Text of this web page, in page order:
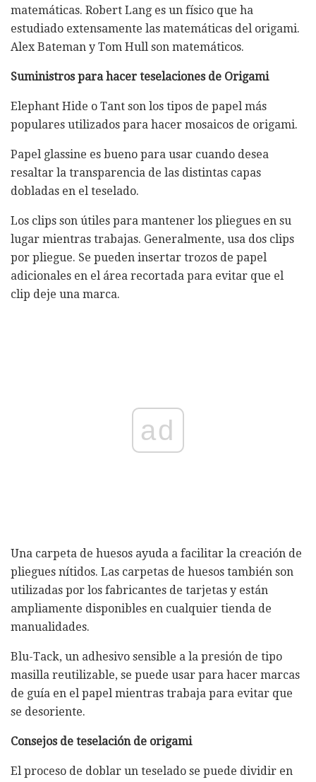
matemáticas. Robert Lang es un físico que ha
estudiado extensamente las matemáticas del origami.
Alex Bateman y Tom Hull son matemáticos.
Suministros para hacer teselaciones de Origami
Elephant Hide o Tant son los tipos de papel más
populares utilizados para hacer mosaicos de origami.
Papel glassine es bueno para usar cuando desea
resaltar la transparencia de las distintas capas
dobladas en el teselado.
Los clips son útiles para mantener los pliegues en su
lugar mientras trabajas. Generalmente, usa dos clips
por pliegue. Se pueden insertar trozos de papel
adicionales en el área recortada para evitar que el
clip deje una marca.
ad
Una carpeta de huesos ayuda a facilitar la creación de
pliegues nítidos. Las carpetas de huesos también son
utilizadas por los fabricantes de tarjetas y están
ampliamente disponibles en cualquier tienda de
manualidades.
Blu-Tack, un adhesivo sensible a la presión de tipo
masilla reutilizable, se puede usar para hacer marcas
de guía en el papel mientras trabaja para evitar que
se desoriente.
Consejos de teselación de origami
El proceso de doblar un teselado se puede dividir en